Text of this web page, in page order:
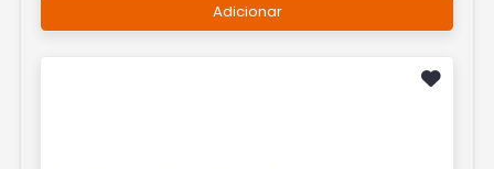
Adicionar